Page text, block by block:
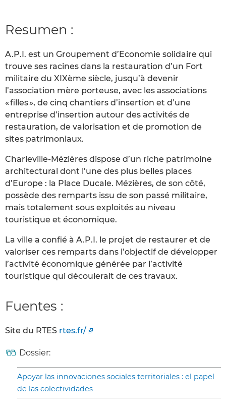
Resumen :
A.P.I. est un Groupement d’Economie solidaire qui
trouve ses racines dans la restauration d’un Fort
militaire du XIXème siècle, jusqu’à devenir
l’association mère porteuse, avec les associations
« filles », de cinq chantiers d’insertion et d’une
entreprise d’insertion autour des activités de
restauration, de valorisation et de promotion de
sites patrimoniaux.
Charleville-Mézières dispose d’un riche patrimoine
architectural dont l’une des plus belles places
d’Europe : la Place Ducale. Mézières, de son côté,
possède des remparts issu de son passé militaire,
mais totalement sous exploités au niveau
touristique et économique.
La ville a confié à A.P.I. le projet de restaurer et de
valoriser ces remparts dans l’objectif de développer
l’activité économique générée par l’activité
touristique qui découlerait de ces travaux.
Fuentes :
Site du RTES rtes.fr/
Dossier:
Apoyar las innovaciones sociales territoriales : el papel
de las colectividades